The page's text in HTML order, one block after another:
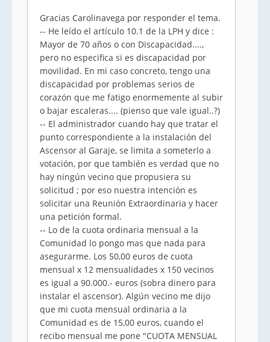
Gracias Carolinavega por responder el tema.
-- He leído el artículo 10.1 de la LPH y dice :
Mayor de 70 años o con Discapacidad....,
pero no especifica si es discapacidad por
movilidad. En mi caso concreto, tengo una
discapacidad por problemas serios de
corazón que me fatigo enormemente al subir
o bajar escaleras.... (pienso que vale igual..?)
-- El administrador cuando hay que tratar el
punto correspondiente a la instalación del
Ascensor al Garaje, se limita a someterlo a
votación, por que también es verdad que no
hay ningún vecino que propusiera su
solicitud ; por eso nuestra intención es
solicitar una Reunión Extraordinaria y hacer
una petición formal.
-- Lo de la cuota ordinaria mensual a la
Comunidad lo pongo mas que nada para
asegurarme. Los 50,00 euros de cuota
mensual x 12 mensualidades x 150 vecinos
es igual a 90.000.- euros (sobra dinero para
instalar el ascensor). Algún vecino me dijo
que mi cuota mensual ordinaria a la
Comunidad es de 15,00 euros, cuando el
recibo mensual me pone "CUOTA MENSUAL